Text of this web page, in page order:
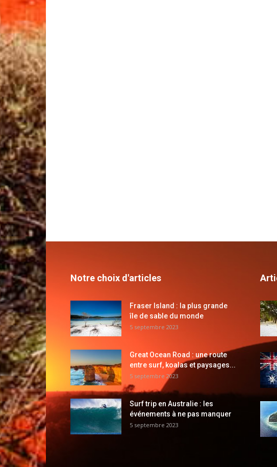
Notre choix d'articles
Fraser Island : la plus grande
île de sable du monde
5 septembre 2023
Great Ocean Road : une route
entre surf, koalas et paysages...
5 septembre 2023
Surf trip en Australie : les
événements à ne pas manquer
5 septembre 2023